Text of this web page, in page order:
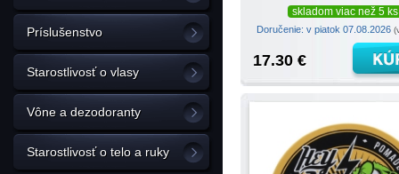
Príslušenstvo
Starostlivosť o vlasy
Vône a dezodoranty
Starostlivosť o telo a ruky
skladom viac než 5 ks
Doručenie: v piatok 07.08.2026
17.30 €